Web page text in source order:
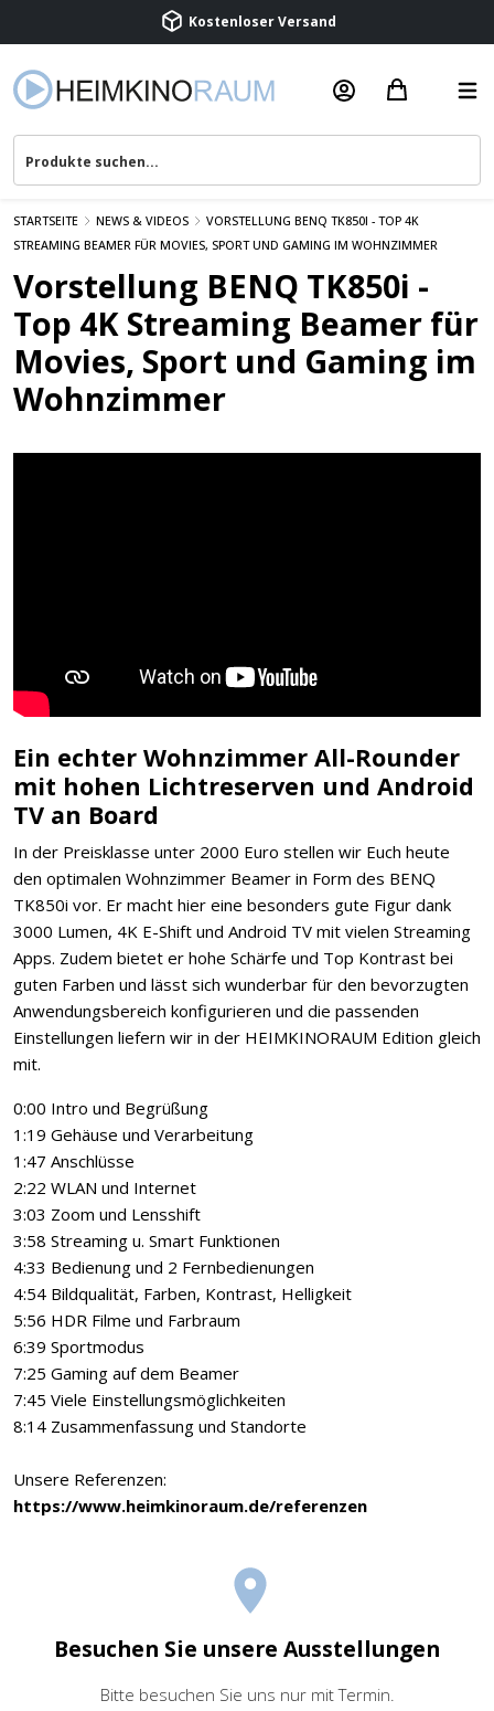
Kostenloser Versand
Beratung & Service
STARTSEITE NEWS & VIDEOS
VORSTELLUNG BENQ TK850I - TOP 4K
STREAMING BEAMER FÜR MOVIES, SPORT UND GAMING IM WOHNZIMMER
Vorstellung BENQ TK850i -
Top 4K Streaming Beamer für
Movies, Sport und Gaming im
Wohnzimmer
Ein echter Wohnzimmer All-Rounder
mit hohen Lichtreserven und Android
TV an Board
In der Preisklasse unter 2000 Euro stellen wir Euch heute
den optimalen Wohnzimmer Beamer in Form des BENQ
TK850i vor. Er macht hier eine besonders gute Figur dank
3000 Lumen, 4K E-Shift und Android TV mit vielen Streaming
Apps. Zudem bietet er hohe Schärfe und Top Kontrast bei
guten Farben und lässt sich wunderbar für den bevorzugten
Anwendungsbereich konfigurieren und die passenden
Einstellungen liefern wir in der HEIMKINORAUM Edition gleich
mit.
0:00 Intro und Begrüßung
1:19 Gehäuse und Verarbeitung
1:47 Anschlüsse
2:22 WLAN und Internet
3:03 Zoom und Lensshift
3:58 Streaming u. Smart Funktionen
4:33 Bedienung und 2 Fernbedienungen
4:54 Bildqualität, Farben, Kontrast, Helligkeit
5:56 HDR Filme und Farbraum
6:39 Sportmodus
7:25 Gaming auf dem Beamer
7:45 Viele Einstellungsmöglichkeiten
8:14 Zusammenfassung und Standorte
Unsere Referenzen:
https://www.heimkinoraum.de/referenzen
Besuchen Sie unsere Ausstellungen
Bitte besuchen Sie uns nur mit Termin.